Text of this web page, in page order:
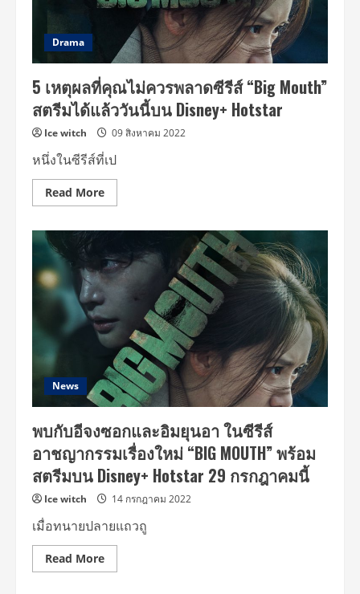
แรง
ควร
พลาด
ม
ได้
แล้ว
วัน
นี้
บน
DISNEY+
HOTSTAR
Drama
5 เหตุผลที่คุณไม่ควรพลาดซีรีส์ “Big Mouth”
สตรีมได้แล้ววันนี้บน Disney+ Hotstar
Ice witch 09 สิงหาคม 2022
หนึ่งในซีรีส์ที่เป
Read MoreRead
more
คุณ
ไม่
ควร
ซี
รีส์
“Big
Mouth”
สตรี
ได้
แล้ว
วัน
นี้
Disney+
Hotstar
News
พบกับอีจงซอกและอิมยุนอา ในซีรีส์
อาชญากรรมเรื่องใหม่ “BIG MOUTH” พร้อม
สตรีมบน Disney+ Hotstar 29 กรกฎาคมนี้
Ice witch 14 กรกฎาคม 2022
เมื่อทนายปลายแถวถู
Read MoreRead
more